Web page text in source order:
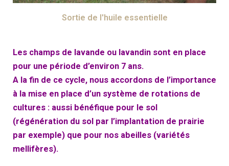
Sortie de l'huile essentielle
Les champs de lavande ou lavandin sont en place
pour une période d’environ 7 ans.
A la fin de ce cycle, nous accordons de l’importance
à la mise en place d’un système de rotations de
cultures : aussi bénéfique pour le sol
(régénération du sol par l’implantation de prairie
par exemple) que pour nos abeilles (variétés
mellifères).